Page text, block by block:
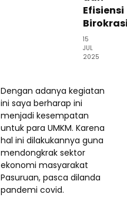
Efisiensi
15
JUL
2025
Dengan adanya kegiatan
ini saya berharap ini
menjadi kesempatan
untuk para UMKM. Karena
hal ini dilakukannya guna
mendongkrak sektor
ekonomi masyarakat
Pasuruan, pasca dilanda
pandemi covid.